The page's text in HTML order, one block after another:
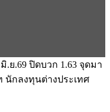
.ย.69 ปิดบวก 1.63 จุดมา
นักลงทุนต่างประเทศ